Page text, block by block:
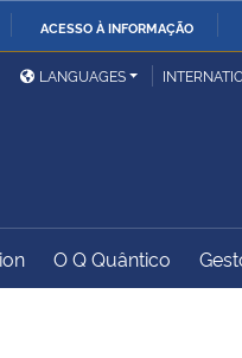
ACESSO À INFORMAÇÃO
das Relações
Geral da
LANGUAGES
O Q Quântico